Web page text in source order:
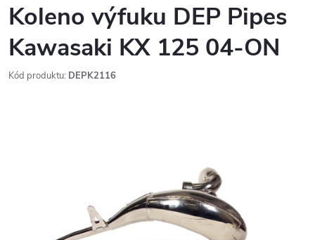
Koleno výfuku DEP Pipes
Kawasaki KX 125 04-ON
Kód produktu: DEPK2116